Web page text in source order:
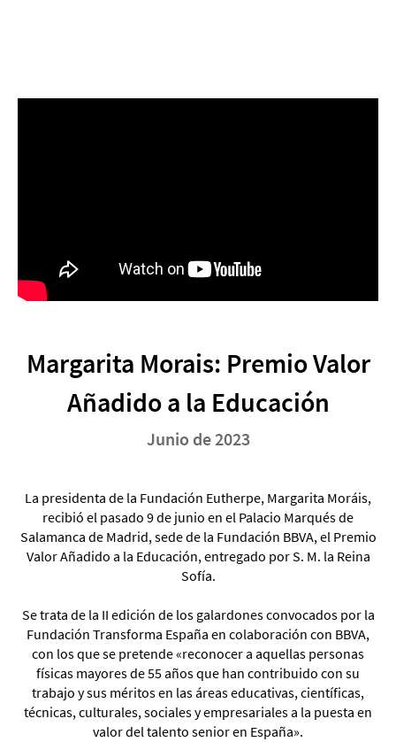
Margarita Morais: Premio Valor
Añadido a la Educación
Junio de 2023
La presidenta de la Fundación Eutherpe, Margarita Moráis,
recibió el pasado 9 de junio en el Palacio Marqués de
Salamanca de Madrid, sede de la Fundación BBVA, el Premio
Valor Añadido a la Educación, entregado por S. M. la Reina
Sofía.
Se trata de la II edición de los galardones convocados por la
Fundación Transforma España en colaboración con BBVA,
con los que se pretende «reconocer a aquellas personas
físicas mayores de 55 años que han contribuido con su
trabajo y sus méritos en las áreas educativas, científicas,
técnicas, culturales, sociales y empresariales a la puesta en
valor del talento senior en España».